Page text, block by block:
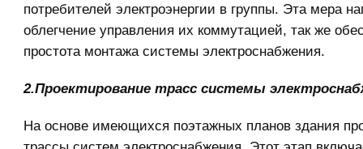
потребителей электроэнергии в группы. Эта мера
облегчение управления их коммутацией, так же
простота монтажа системы электроснабжения.
2.Проектирование трасс системы
На основе имеющихся поэтажных планов здания